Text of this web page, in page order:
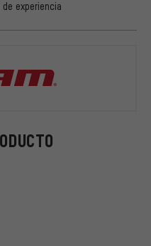
experiencia
SRAM